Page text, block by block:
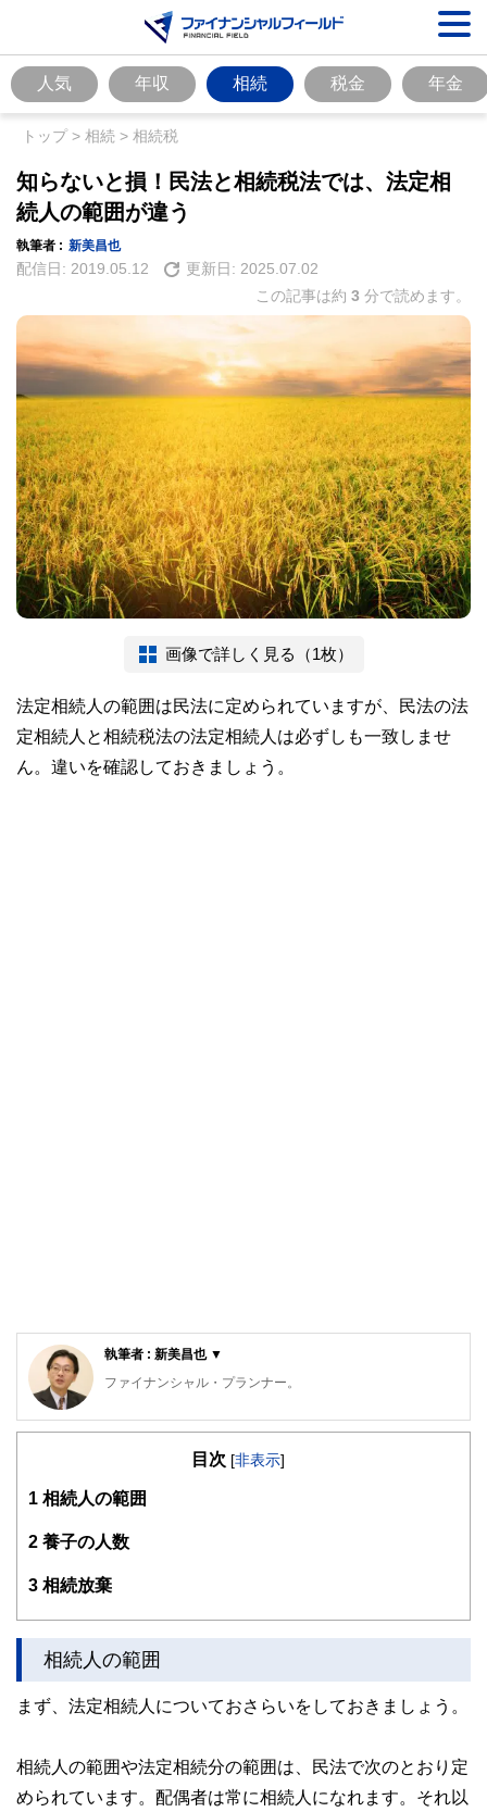
人気 年収 相続 税金 年金
トップ> 相続 > 相続税
知らないと損！民法と相続税法では、法定相
続人の範囲が違う
執筆者 : 新美昌也
配信日: 2019.05.12 更新日: 2025.07.02
この記事は約 3 分で読めます。
画像で詳しく見る（1枚）
法定相続人の範囲は民法に定められていますが、民法の法
定相続人と相続税法の法定相続人は必ずしも一致しませ
ん。違いを確認しておきましょう。
執筆者 : 新美昌也 ▼
ファイナンシャル・プランナー。
ライフプラン・キャッシュフロー分析に基づいた家計相談を
が多い。教育資金、住宅購入、年金、資産運用、保険、離婚
ている。教育資金をテーマにした講演は延べ800校以上の高
また、保険や介護のお金に詳しいファイナンシャル・プラン
る。共著に「これで安心！入院・介護のお金」（技術評論
社）がある。
目次 [非表示]
1 相続人の範囲
2 養子の人数
3 相続放棄
相続人の範囲
まず、法定相続人についておさらいをしておきましょう。
相続人の範囲や法定相続分の範囲は、民法で次のとおり定
められています。配偶者は常に相続人になれます。それ以